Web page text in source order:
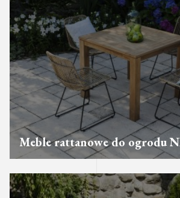
Meble rattanowe do ogrodu